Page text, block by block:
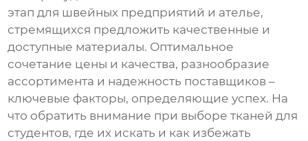
этап для швейных предприятий и ателье,
стремящихся предложить качественные и
доступные материалы. Оптимальное
сочетание цены и качества, разнообразие
ассортимента и надежность поставщиков –
ключевые факторы, определяющие успех. На
что обратить внимание при выборе тканей для
студентов, где их искать и как избежать